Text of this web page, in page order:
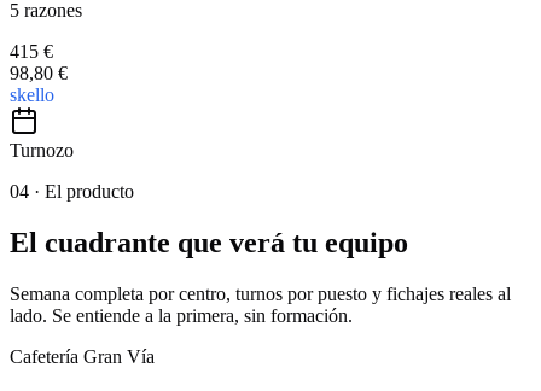
5 razones
415 €
98,80 €
skello
Turnozo
04 · El producto
El cuadrante que verá tu equipo
Semana completa por centro, turnos por puesto y fichajes reales al
lado. Se entiende a la primera, sin formación.
Cafetería Gran Vía